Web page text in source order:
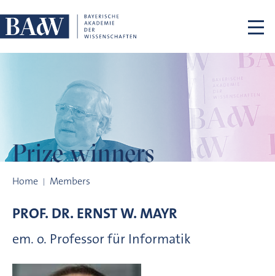
Prize winners
Home Members
PROF. DR. ERNST W.MAYR
em. o. Professor für Informatik